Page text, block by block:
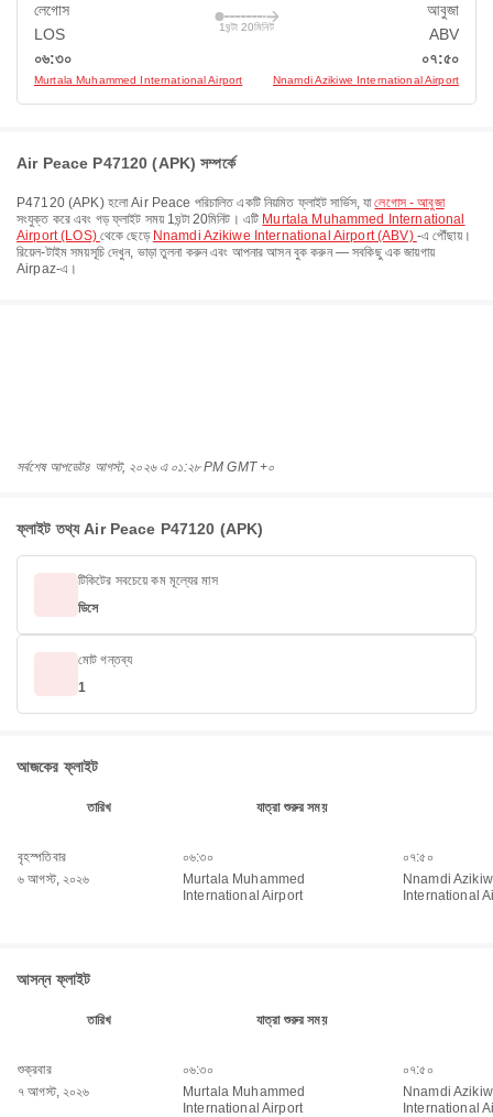
লেগোস
LOS
০৬:৩০
Murtala Muhammed International Airport
1ঘন্টা 20মিনিট
আবুজা
ABV
০৭:৫০
Nnamdi Azikiwe International Airport
Air Peace P47120 (APK) সম্পর্কে
P47120(APK) হলোAir Peace পরিচালিত একটি নিয়মিত ফ্লাইট সার্ভিস, যালেগোস - আবুজা
সংযুক্ত করে এবং গড় ফ্লাইট সময় 1ঘন্টা 20মিনিট । এটি Murtala Muhammed International
Airport (LOS) থেকে ছেড়ে Nnamdi Azikiwe International Airport (ABV) -এ পৌঁছায়।
রিয়েল-টাইম সময়সূচি দেখুন, ভাড়া তুলনা করুন এবং আপনার আসন বুক করুন — সবকিছু এক জায়গায়
Airpaz-এ।
সর্বশেষ আপডেট৪ আগস্ট, ২০২৬ এ ০১:২৮ PM GMT +০
ফ্লাইট তথ্য Air Peace P47120 (APK)
টিকিটের সবচেয়ে কম মূল্যের মাস
ডিসে
মোট গন্তব্য
1
আজকের ফ্লাইট
তারিখ যাত্রা শুরুর সময়
বৃহস্পতিবার
৬ আগস্ট, ২০২৬
০৬:৩০
Murtala Muhammed
International Airport
০৭:৫০
Nnamdi
International
আসন্ন ফ্লাইট
তারিখ যাত্রা শুরুর সময়
শুক্রবার
৭ আগস্ট, ২০২৬
০৬:৩০
Murtala Muhammed
International Airport
০৭:৫০
Nnamdi
International